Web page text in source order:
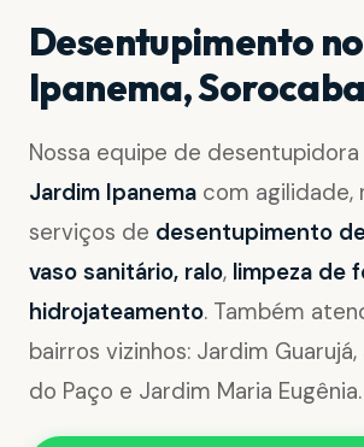
Desentupimento
Ipanema,
Nossa equipe de
Jardim Ipanema com agilidade,
serviços de desentupimento
vaso sanitário, ralo, limpeza de
hidrojateamento. Também
bairros vizinhos: Jardim
do Paço e Jardim Maria Eugênia.